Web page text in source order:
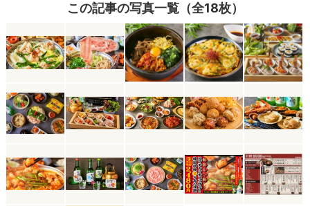
この記事の写真一覧（全18枚）